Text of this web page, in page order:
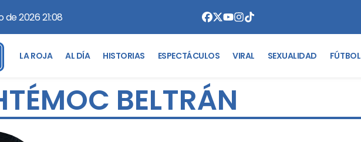
2026 21:08
LA ROJA AL DÍA HISTORIAS ESPECTÁCULOS VIRAL SEXUALIDAD FÚTBOL
BELTRÁN